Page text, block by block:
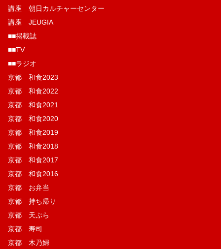
講座 朝日カルチャーセンター
講座 JEUGIA
■■掲載誌
■■TV
■■ラジオ
京都 和食2023
京都 和食2022
京都 和食2021
京都 和食2020
京都 和食2019
京都 和食2018
京都 和食2017
京都 和食2016
京都 お弁当
京都 持ち帰り
京都 天ぷら
京都 寿司
京都 木乃婦